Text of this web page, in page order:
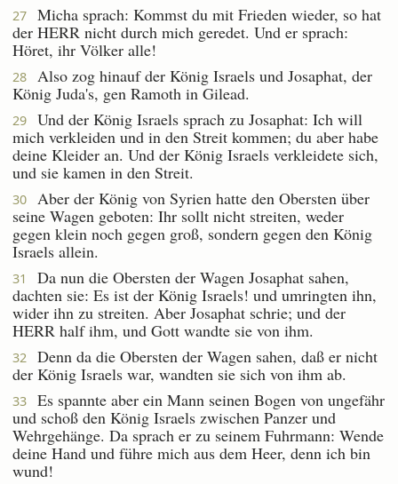
27
Micha sprach: Kommst du mit Frieden wieder, so hat
der HERR nicht durch mich geredet. Und er sprach:
Höret, ihr Völker alle!
28
Also zog hinauf der König Israels und Josaphat, der
König Juda's, gen Ramoth in Gilead.
29
Und der König Israels sprach zu Josaphat: Ich will
mich verkleiden und in den Streit kommen; du aber habe
deine Kleider an. Und der König Israels verkleidete sich,
und sie kamen in den Streit.
30
Aber der König von Syrien hatte den Obersten über
seine Wagen geboten: Ihr sollt nicht streiten, weder
gegen klein noch gegen groß, sondern gegen den König
Israels allein.
31
Da nun die Obersten der Wagen Josaphat sahen,
dachten sie: Es ist der König Israels! und umringten ihn,
wider ihn zu streiten. Aber Josaphat schrie; und der
HERR half ihm, und Gott wandte sie von ihm.
32
Denn da die Obersten der Wagen sahen, daß er nicht
der König Israels war, wandten sie sich von ihm ab.
33
Es spannte aber ein Mann seinen Bogen von ungefähr
und schoß den König Israels zwischen Panzer und
Wehrgehänge. Da sprach er zu seinem Fuhrmann: Wende
deine Hand und führe mich aus dem Heer, denn ich bin
wund!